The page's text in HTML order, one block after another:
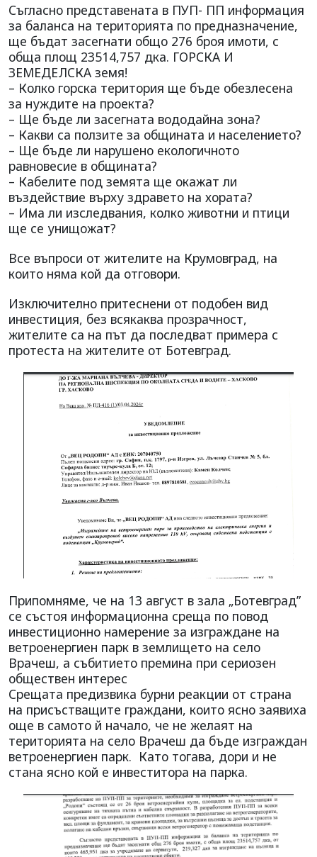
Съгласно представената в ПУП- ПП информация
за баланса на територията по предназначение,
ще бъдат засегнати общо 276 броя имоти, с
обща площ 23514,757 дка. ГОРСКА И
ЗЕМЕДЕЛСКА земя!
– Колко горска територия ще бъде обезлесена
за нуждите на проекта?
– Ще бъде ли засегната вододайна зона?
– Какви са ползите за общината и населението?
– Ще бъде ли нарушено екологичното
равновесие в общината?
– Кабелите под земята ще окажат ли
въздействие върху здравето на хората?
– Има ли изследвания, колко животни и птици
ще се унищожат?
Все въпроси от жителите на Крумовград, на
които няма кой да отговори.
Изключително притеснени от подобен вид
инвестиция, без всякаква прозрачност,
жителите са на път да последват примера с
протеста на жителите от Ботевград.
Припомняме, че на 13 август в зала „Ботевград”
се състоя информационна среща по повод
инвестиционно намерение за изграждане на
ветроенергиен парк в землището на село
Врачеш, а събитието премина при сериозен
обществен интерес
Срещата предизвика бурни реакции от страна
на присъстващите граждани, които ясно заявиха
още в самото й начало, че не желаят на
територията на село Врачеш да бъде изграждан
ветроенергиен парк. Като тогава, дори и не
стана ясно кой е инвеститора на парка.